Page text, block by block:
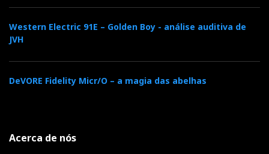
Western Electric 91E – Golden Boy - análise auditiva de
JVH
DeVORE Fidelity Micr/O – a magia das abelhas
Acerca de nós